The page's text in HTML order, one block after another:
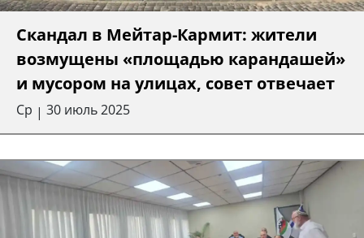
Скандал в Мейтар-Кармит: жители
возмущены «площадью карандашей»
и мусором на улицах, совет отвечает
Ср | 30 июль 2025